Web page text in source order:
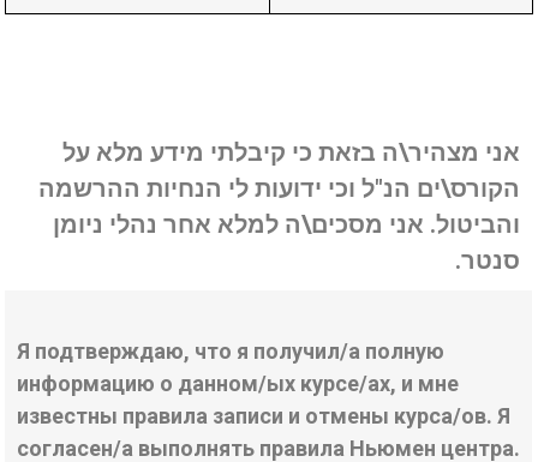
אני מצהיר\ה בזאת כי קיבלתי מידע מלא על
הקורס\ים הנ"ל וכי ידועות לי הנחיות ההרשמה
והביטול. אני מסכים\ה למלא אחר נהלי ניומן
סנטר.
Я подтверждаю, что я получил/а полную
информацию о данном/ых курсе/ах, и мне
известны правила записи и отмены курса/ов. Я
согласен/а выполнять правила Ньюмен центра.